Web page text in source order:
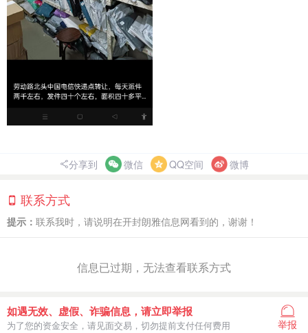
分享到 微信 QQ空间 微博
联系方式
提示： 联系我时，请说明在开封朗雅信息网看到的，谢谢！
信息已过期，无法查看联系方式
如遇无效、虚假、诈骗信息，请立即举报
为了您的资金安全，请见面交易，切勿提前支付任何费用 举报